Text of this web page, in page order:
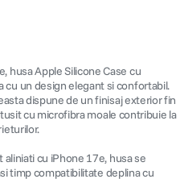
husa Apple Silicone Case cu
un design elegant si confortabil.
dispune de un finisaj exterior fin
cu microfibra moale contribuie la
cu iPhone 17e, husa se
timp compatibilitate deplina cu